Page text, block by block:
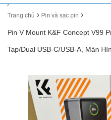
Trang chủ › Pin và sạc pin ›
Pin V Mount K&F Concept V99
Tap/Dual USB-C/USB-A, Màn